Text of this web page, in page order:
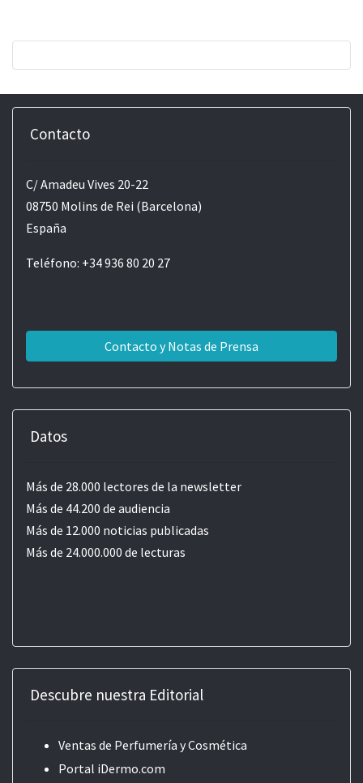
Contacto
C/ Amadeu Vives 20-22
08750 Molins de Rei (Barcelona)
España
Teléfono: +34 936 80 20 27
Contacto y Notas de Prensa
Datos
Más de 28.000 lectores de la newsletter
Más de 44.200 de audiencia
Más de 12.000 noticias publicadas
Más de 24.000.000 de lecturas
Descubre nuestra Editorial
Ventas de Perfumería y Cosmética
Portal iDermo.com